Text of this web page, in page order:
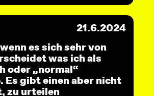
21.6.2024
es sich sehr von
was ich als
oder „normal“
Es gibt einen aber nicht
zu urteilen